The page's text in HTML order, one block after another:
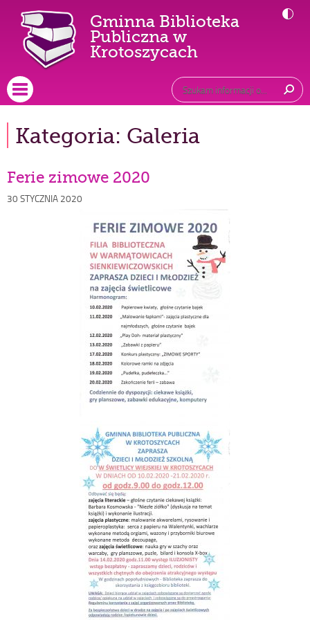
Gminna Biblioteka
Publiczna w
Krotoszycach-
zimowe
2020
Wyszukiwarka
Tutaj
wpisz
szukaną
Główne
Otwórz menu główne
Kategoria: Galeria
Ferie zimowe 2020
Opublikowano
30 STYCZNIA 2020